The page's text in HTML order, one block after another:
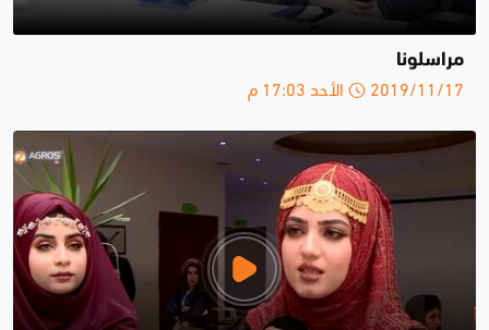
مراسلونا
2019/11/17 الأحد 17:03 م